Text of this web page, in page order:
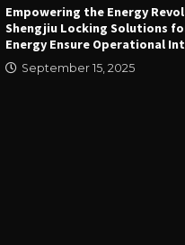
Empowering the Energy
Shengjiu Locking Solutions
Energy Ensure Operational
September 15, 2025